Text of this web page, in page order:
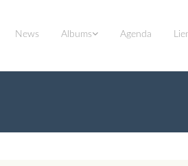
News Albums Agenda